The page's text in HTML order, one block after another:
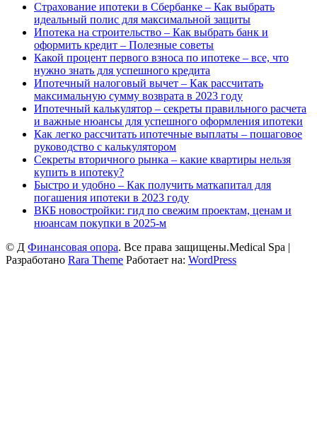
Страхование ипотеки в Сбербанке – Как выбрать
идеальный полис для максимальной защиты
Ипотека на строительство – Как выбрать банк и
оформить кредит – Полезные советы
Какой процент первого взноса по ипотеке – все, что
нужно знать для успешного кредита
Ипотечный налоговый вычет – Как рассчитать
максимальную сумму возврата в 2023 году
Ипотечный калькулятор – секреты правильного расчета
и важные нюансы для успешного оформления ипотеки
Как легко рассчитать ипотечные выплаты – пошаговое
руководство с калькулятором
Секреты вторичного рынка – какие квартиры нельзя
купить в ипотеку?
Быстро и удобно – Как получить маткапитал для
погашения ипотеки в 2023 году
ВКБ новостройки: гид по свежим проектам, ценам и
нюансам покупки в 2025-м
© Д Финансовая опора. Все права защищены.Medical Spa |
Разработано Rara Theme Работает на: WordPress